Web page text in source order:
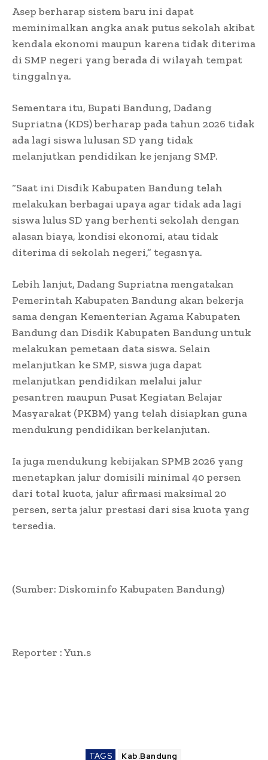
Asep berharap sistem baru ini dapat
meminimalkan angka anak putus sekolah akibat
kendala ekonomi maupun karena tidak diterima
di SMP negeri yang berada di wilayah tempat
tinggalnya.
Sementara itu, Bupati Bandung, Dadang
Supriatna (KDS) berharap pada tahun 2026 tidak
ada lagi siswa lulusan SD yang tidak
melanjutkan pendidikan ke jenjang SMP.
“Saat ini Disdik Kabupaten Bandung telah
melakukan berbagai upaya agar tidak ada lagi
siswa lulus SD yang berhenti sekolah dengan
alasan biaya, kondisi ekonomi, atau tidak
diterima di sekolah negeri,” tegasnya.
Lebih lanjut, Dadang Supriatna mengatakan
Pemerintah Kabupaten Bandung akan bekerja
sama dengan Kementerian Agama Kabupaten
Bandung dan Disdik Kabupaten Bandung untuk
melakukan pemetaan data siswa. Selain
melanjutkan ke SMP, siswa juga dapat
melanjutkan pendidikan melalui jalur
pesantren maupun Pusat Kegiatan Belajar
Masyarakat (PKBM) yang telah disiapkan guna
mendukung pendidikan berkelanjutan.
Ia juga mendukung kebijakan SPMB 2026 yang
menetapkan jalur domisili minimal 40 persen
dari total kuota, jalur afirmasi maksimal 20
persen, serta jalur prestasi dari sisa kuota yang
tersedia.
(Sumber: Diskominfo Kabupaten Bandung)
Reporter : Yun.s
TAGS Kab.Bandung